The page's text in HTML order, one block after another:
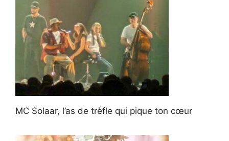
MC Solaar, l’as de trèfle qui pique ton cœur